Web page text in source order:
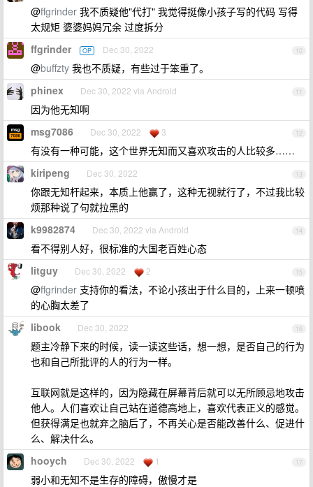
@ffgrinder 我不质疑他"代打" 我觉得挺像小孩子写的代码 写得
太规矩 婆婆妈妈冗余 过度拆分
10
ffgrinder OP Dec 30, 2022
@buffzty 我也不质疑，有些过于笨重了。
11
phinex Dec 30, 2022 via Android
因为他无知啊
12
msg7086 Dec 30, 2022 3
有没有一种可能，这个世界无知而又喜欢攻击的人比较多……
13
kiripeng Dec 30, 2022
你跟无知杆起来，本质上他赢了，这种无视就行了，不过我比较
烦那种说了句就拉黑的
14
k9982874 Dec 30, 2022 via Android
看不得别人好，很标准的大国老百姓心态
15
litguy Dec 30, 2022 2
@ffgrinder 支持你的看法，不论小孩出于什么目的，上来一顿喷
的心胸太差了
16
libook Dec 30, 2022
题主冷静下来的时候，读一读这些话，想一想，是否自己的行为
也和自己所批评的人的行为一样。
互联网就是这样的，因为隐藏在屏幕背后就可以无所顾忌地攻击
他人。人们喜欢让自己站在道德高地上，喜欢代表正义的感觉。
但获得满足也就弃之脑后了，不再关心是否能改善什么、促进什
么、解决什么。
17
hooych Dec 30, 2022 1
弱小和无知不是生存的障碍，傲慢才是